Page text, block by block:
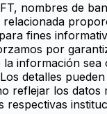
nombres de
fines
por
la información sea
detalles
reflejar los datos
respectivas